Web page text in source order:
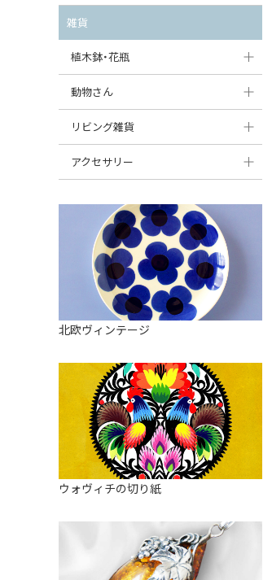
変形プレート
分割ディッシュ
すべて見る
葉っぱ型ボウル
りんご型ボウル
いちご型ボウル
星型ボウル
スープカップ
そば猪口・フリーカップ
ココット
薬味入れ
ミキシングボウル
すべて見る
チーズケース
バターディッシュ
六角形ポット
ボトル
すべて見る
ケーキスタンド
カトラリー
はしおき・カトラリーレスト
スクエアオーブンディッシュ
オーバルオーブンディッシュ
すべて見る
マフィン型
すべて見る
チュリーン
キャセロール
すべて見る
雑貨
植木鉢・花瓶
植木鉢
花瓶
動物さん
フィギュア・置物
貯金箱
オーナメント
クリーマー
リビング雑貨
スツール
バス・洗面用品
家具小物
小物入れ
アロマポット
バスケット
装飾用タイル・プレート
ミニチュア
天使さま
カードスタンド
マグネット
アクセサリー
ペンダントトップ
すべて見る
北欧ヴィンテージ
ウォヴィチの切り紙